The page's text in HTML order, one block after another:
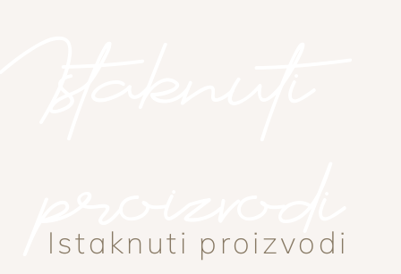
proizvodi
Istaknuti proizvodi